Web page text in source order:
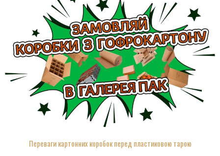
Переваги картонних коробок перед пластиковою тарою